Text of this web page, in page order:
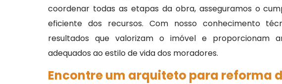
coordenar todas as etapas da obra, asseguramos o
eficiente dos recursos. Com nosso conhecimento
resultados que valorizam o imóvel e proporcionam
adequados ao estilo de vida dos moradores.
Encontre um arquiteto para reforma